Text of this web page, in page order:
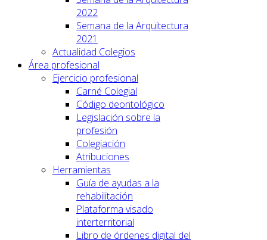
2022
Semana de la Arquitectura
2021
Actualidad Colegios
Área profesional
Ejercicio profesional
Carné Colegial
Código deontológico
Legislación sobre la
profesión
Colegiación
Atribuciones
Herramientas
Guía de ayudas a la
rehabilitación
Plataforma visado
interterritorial
Libro de órdenes digital del